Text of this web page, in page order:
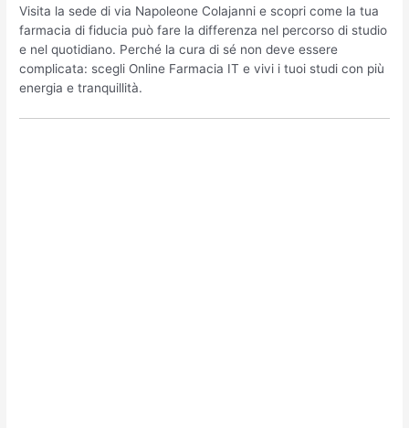
Visita la sede di via Napoleone Colajanni e scopri come la tua
farmacia di fiducia può fare la differenza nel percorso di studio
e nel quotidiano. Perché la cura di sé non deve essere
complicata: scegli Online Farmacia IT e vivi i tuoi studi con più
energia e tranquillità.